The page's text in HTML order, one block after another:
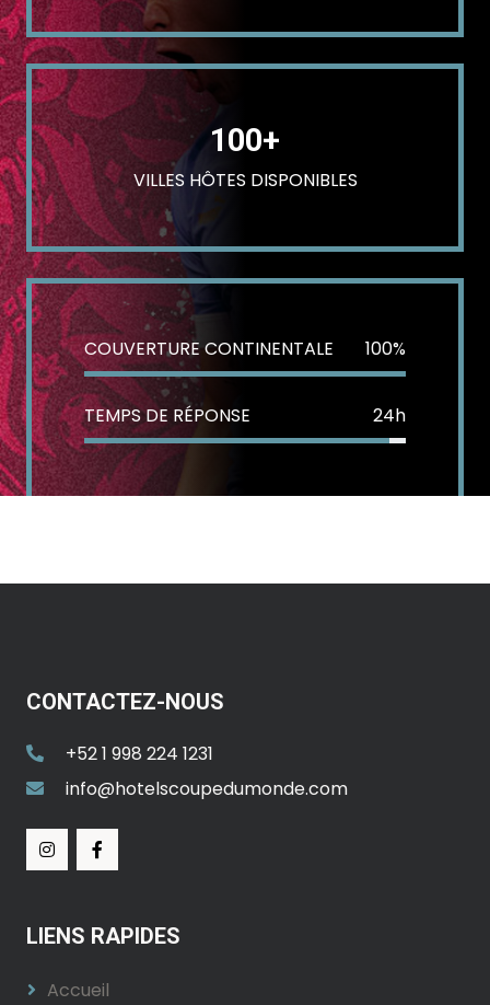
100+
VILLES HÔTES DISPONIBLES
COUVERTURE CONTINENTALE 100%
TEMPS DE RÉPONSE 24h
CONTACTEZ-NOUS
+52 1 998 224 1231
info@hotelscoupedumonde.com
LIENS RAPIDES
Accueil